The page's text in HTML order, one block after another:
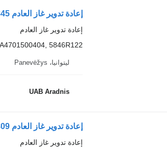
إعادة تدوير غاز العادم 1845 L A لـ الشاحنات Mercedes-Benz ACTROS MP4
إعادة تدوير غاز العادم
5846R122
ليتوانيا، Panevėžys
UAB Aradnis
إعادة تدوير غاز العادم